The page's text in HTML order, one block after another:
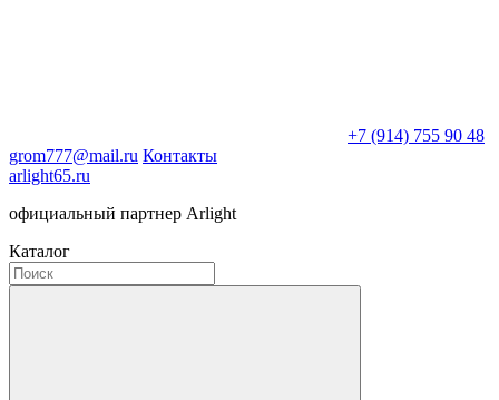
+7 (914) 755 90 48
grom777@mail.ru Контакты
arlight65.ru
официальный партнер Arlight
Каталог